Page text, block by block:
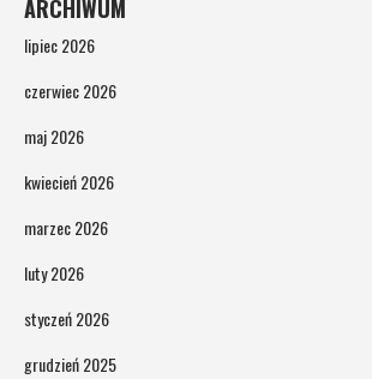
ARCHIWUM
lipiec 2026
czerwiec 2026
maj 2026
kwiecień 2026
marzec 2026
luty 2026
styczeń 2026
grudzień 2025